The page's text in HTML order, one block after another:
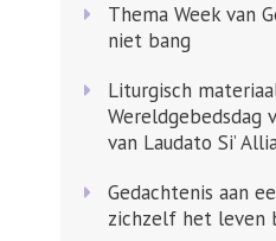
Thema Week van
niet bang
Liturgisch
Wereldgebedsdag
van Laudato Si’
Gedachtenis aan
zichzelf het leven